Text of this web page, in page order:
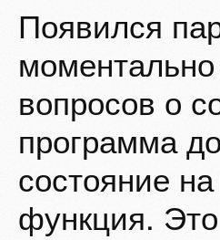
Появился
вопросов о
программа
состояние
функция.